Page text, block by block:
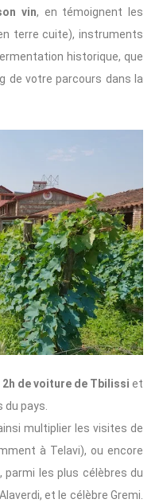
vin, en témoignent les
terre cuite), instruments
historique, que
de votre parcours dans la
2h de voiture de Tbilissi et
du pays.
multiplier les visites de
à Telavi), ou encore
les plus célèbres du
et le célèbre Gremi.